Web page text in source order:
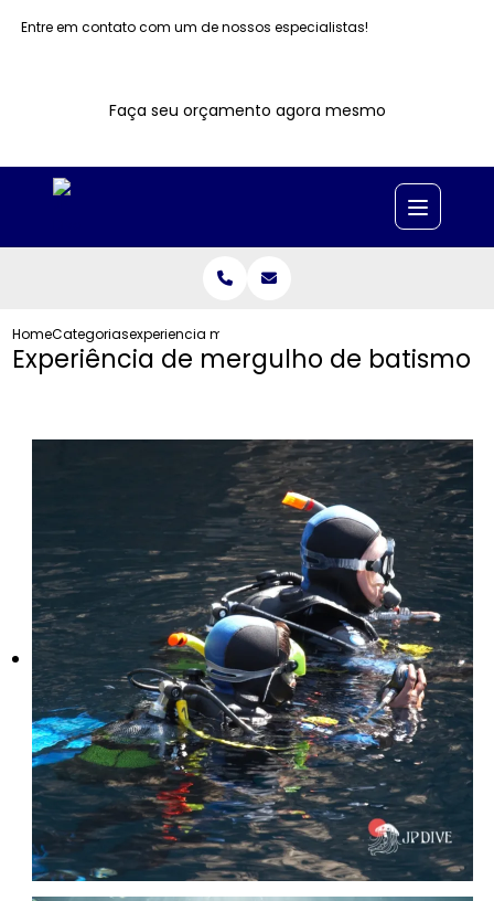
Entre em contato com um de nossos especialistas!
Faça seu orçamento agora mesmo
HomeCategoriasexperiencia mergulho batismo
Experiência de mergulho de batismo